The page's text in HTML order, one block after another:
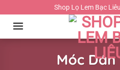
đến
dung
Shop Lọ Lem Bạc
Móc